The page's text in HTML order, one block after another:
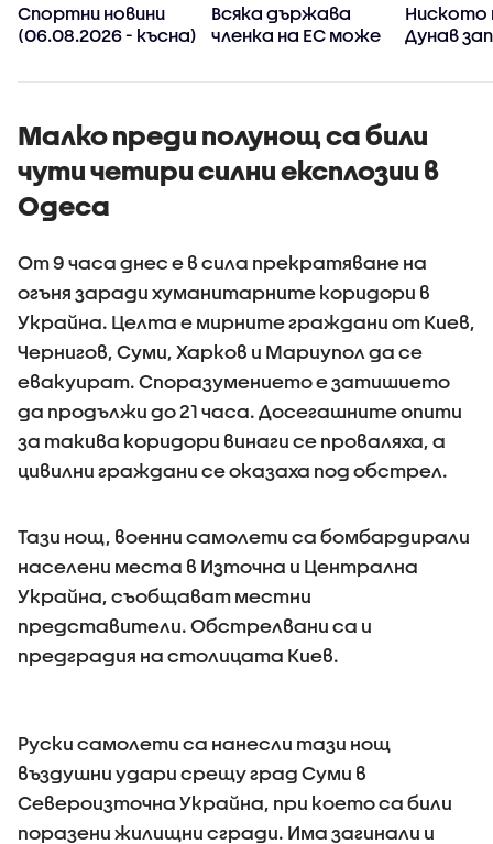
Спортни новини
(06.08.2026 - късна)
Всяка държава
членка на ЕС може
ограничи
информация къде
има проверки на
Ниското
Дунав
Малко преди полунощ са били
чути четири силни експлозии в
Одеса
От 9 часа днес е в сила прекратяване на
огъня заради хуманитарните коридори в
Украйна. Целта е мирните граждани от Киев,
Чернигов, Суми, Харков и Мариупол да се
евакуират. Споразумението е затишието
да продължи до 21 часа. Досегашните опити
за такива коридори винаги се проваляха, а
цивилни граждани се оказаха под обстрел.
Тази нощ, военни самолети са бомбардирали
населени места в Източна и Централна
Украйна, съобщават местни
представители. Обстрелвани са и
предградия на столицата Киев.
Руски самолети са нанесли тази нощ
въздушни удари срещу град Суми в
Североизточна Украйна, при което са били
поразени жилищни сгради. Има загинали и